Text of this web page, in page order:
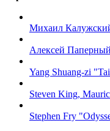
Михаил
Алексей
Yang Shuang-zi
Steven King,
Stephen Fry